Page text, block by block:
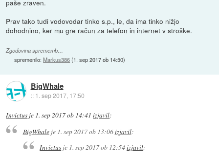
paše zraven.
Prav tako tudi vodovodar tinko s.p., le, da ima tinko nižjo
dohodnino, ker mu gre račun za telefon in internet v stroške.
Zgodovina sprememb…
spremenilo:Markus386(1. sep 2017 ob 14:50)
BigWhale
:: 1. sep 2017, 17:50
Invictus je 1. sep 2017 ob 14:41 izjavil:
BigWhaleje 1. sep 2017 ob 13:06izjavil:
Invictus je 1. sep 2017 ob 12:54izjavil: